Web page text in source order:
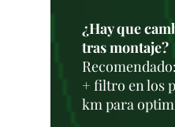
¿Hay que
tras montaje?
+ filtro en los
km para